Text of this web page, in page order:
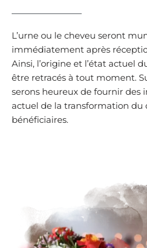
L’urne ou le cheveu seront
immédiatement après
Ainsi, l’origine et l’état actuel
être retracés à tout moment.
serons heureux de fournir des
actuel de la transformation du
bénéficiaires.